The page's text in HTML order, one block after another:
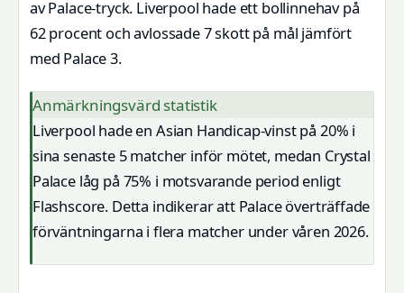
av Palace-tryck. Liverpool hade ett bollinnehav på
62 procent och avlossade 7 skott på mål jämfört
med Palace 3.
Anmärkningsvärd statistik
Liverpool hade en Asian Handicap-vinst på 20% i
sina senaste 5 matcher inför mötet, medan Crystal
Palace låg på 75% i motsvarande period enligt
Flashscore. Detta indikerar att Palace överträffade
förväntningarna i flera matcher under våren 2026.